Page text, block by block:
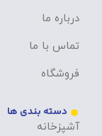
درباره ما
تماس با ما
فروشگاه
دسته بندی ها
آشپزخانه